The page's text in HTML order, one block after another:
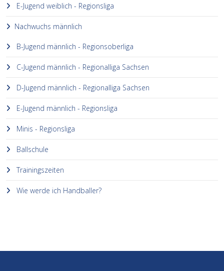
E-Jugend weiblich - Regionsliga
Nachwuchs männlich
B-Jugend männlich - Regionsoberliga
C-Jugend männlich - Regionalliga Sachsen
D-Jugend männlich - Regionalliga Sachsen
E-Jugend männlich - Regionsliga
Minis - Regionsliga
Ballschule
Trainingszeiten
Wie werde ich Handballer?